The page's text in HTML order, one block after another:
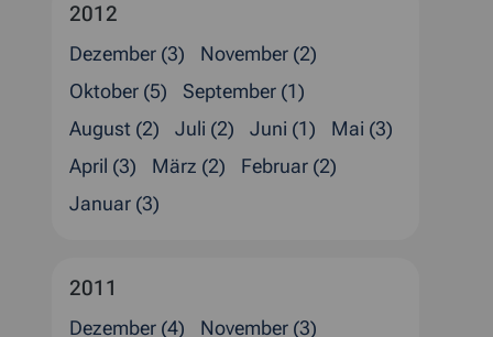
2012
Dezember (3)
November (2)
Oktober (5)
September (1)
August (2)
Juli (2) Juni (1)
Mai (3)
April (3)
März (2)
Februar (2)
Januar (3)
2011
Dezember (4)
November (3)